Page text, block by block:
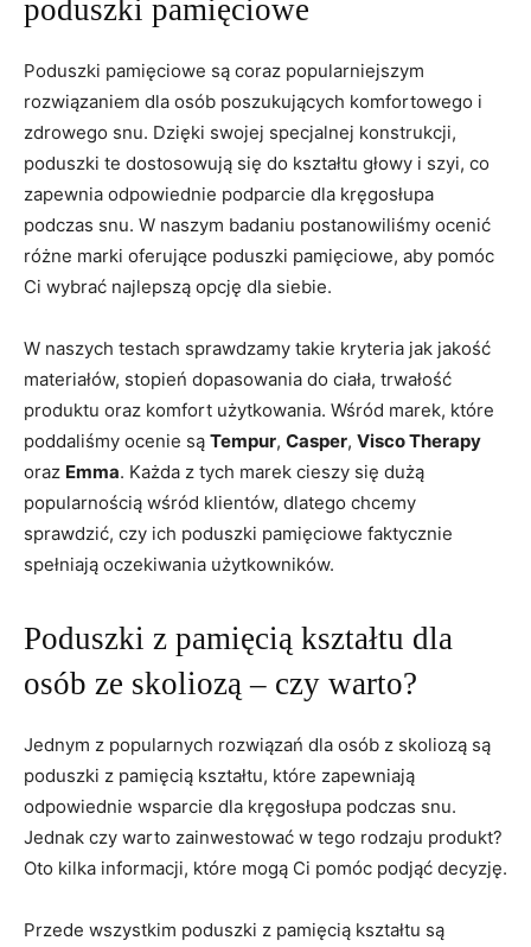
poduszki pamięciowe
Poduszki pamięciowe‍ są coraz popularniejszym
rozwiązaniem dla osób poszukujących komfortowego i
zdrowego snu. Dzięki swojej specjalnej konstrukcji,
poduszki te dostosowują się do kształtu głowy i ​szyi, co
zapewnia odpowiednie podparcie dla kręgosłupa
podczas snu. W naszym badaniu ⁤postanowiliśmy ocenić
różne marki oferujące poduszki pamięciowe, aby pomóc
Ci wybrać najlepszą opcję dla siebie.
W naszych testach sprawdzamy ‌takie kryteria‍ jak jakość
materiałów, stopień dopasowania do ciała, trwałość
produktu oraz komfort‍ użytkowania. Wśród marek, które
poddaliśmy ocenie są Tempur, Casper, Visco⁢ Therapy
oraz Emma. ⁢Każda z tych marek cieszy się dużą
popularnością‍ wśród klientów, dlatego ‌chcemy
sprawdzić, czy ich poduszki pamięciowe faktycznie
spełniają oczekiwania użytkowników.
Poduszki z pamięcią kształtu dla
osób ze skoliozą – czy ​warto?
Jednym z popularnych rozwiązań dla osób z skoliozą są
poduszki z pamięcią kształtu, które zapewniają⁣
odpowiednie wsparcie dla kręgosłupa podczas snu.
Jednak czy warto zainwestować w tego rodzaju produkt?
Oto‌ kilka informacji, które mogą Ci⁣ pomóc podjąć decyzję.
Przede wszystkim poduszki z pamięcią ​kształtu są